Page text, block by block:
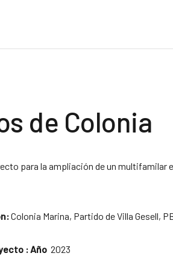
de Colonia
para la ampliación de un multifamilar
Colonia Marina, Partido de Villa Gesell,
: Año 2023